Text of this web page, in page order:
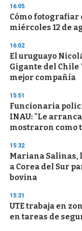
d
s
16:05
Cómo fotografiar
miércoles 12 de
16:02
El uruguayo
Gigante del Chile
mejor compañía
15:51
Funcionaria
INAU: "Le
mostraron como
15:32
Mariana Salinas,
a Corea del Sur
bovina
15:31
UTE trabaja en
en tareas de